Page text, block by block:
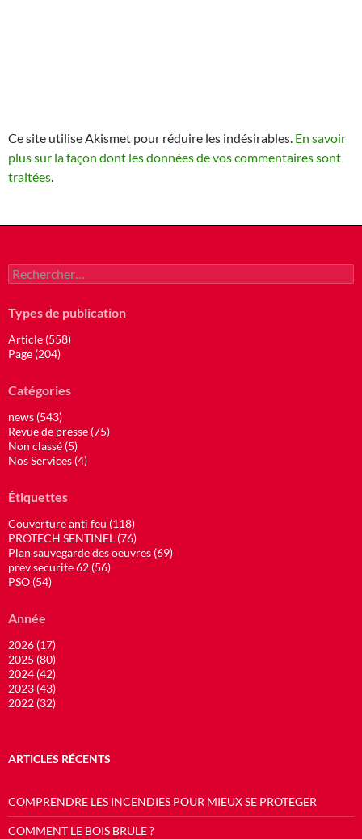
Ce site utilise Akismet pour réduire les indésirables. En savoir
plus sur la façon dont les données de vos commentaires sont
traitées.
Rechercher :
Types de publication
Article (558)
Page (204)
Catégories
news (543)
Revue de presse (75)
Non classé (5)
Nos Services (4)
Étiquettes
Couverture anti feu (118)
PROTECH SENTINEL (76)
Plan sauvegarde des oeuvres (69)
prev securite 62 (56)
PSO (54)
Année
2026 (17)
2025 (80)
2024 (42)
2023 (43)
2022 (32)
ARTICLES RÉCENTS
COMPRENDRE LES INCENDIES POUR MIEUX SE PROTEGER
COMMENT LE BOIS BRULE ?